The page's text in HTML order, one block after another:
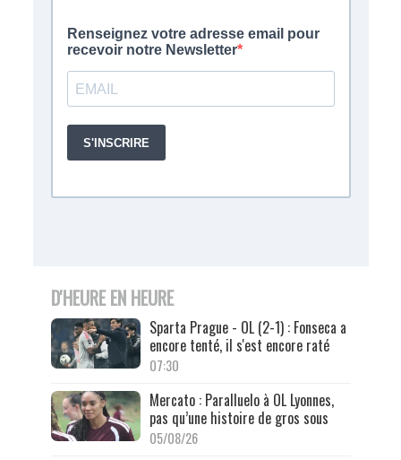
D'HEURE EN HEURE
Sparta Prague - OL (2-1) : Fonseca a
encore tenté, il s'est encore raté
07:30
Mercato : Paralluelo à OL Lyonnes,
pas qu’une histoire de gros sous
05/08/26